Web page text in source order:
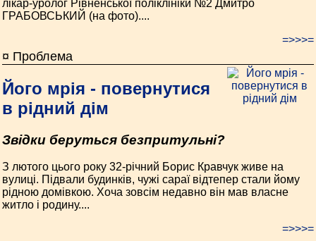
лікар-уролог Рівненської поліклініки №2 Дмитро
ГРАБОВСЬКИЙ (на фото)....
=>>>=
¤ Проблема
Його мрія - повернутися
в рідний дім
Звідки беруться безпритульні?
З лютого цього року 32-річний Борис Кравчук живе на
вулиці. Підвали будинків, чужі сараї відтепер стали йому
рідною домівкою. Хоча зовсім недавно він мав власне
житло і родину....
=>>>=